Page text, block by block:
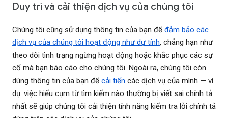
Duy trì và cải thiện dịch vụ của chúng tôi
Chúng tôi cũng sử dụng thông tin của bạn để đảm bảo các
dịch vụ của chúng tôi hoạt động như dự tính, chẳng hạn như
theo dõi tình trạng ngừng hoạt động hoặc khắc phục các sự
cố mà bạn báo cáo cho chúng tôi. Ngoài ra, chúng tôi còn
dùng thông tin của bạn để cải tiến các dịch vụ của mình — ví
dụ: việc hiểu cụm từ tìm kiếm nào thường bị viết sai chính tả
nhất sẽ giúp chúng tôi cải thiện tính năng kiểm tra lỗi chính tả